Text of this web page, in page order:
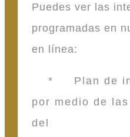
Puedes ver las
programadas en
en línea:
* Plan de
por medio de
del